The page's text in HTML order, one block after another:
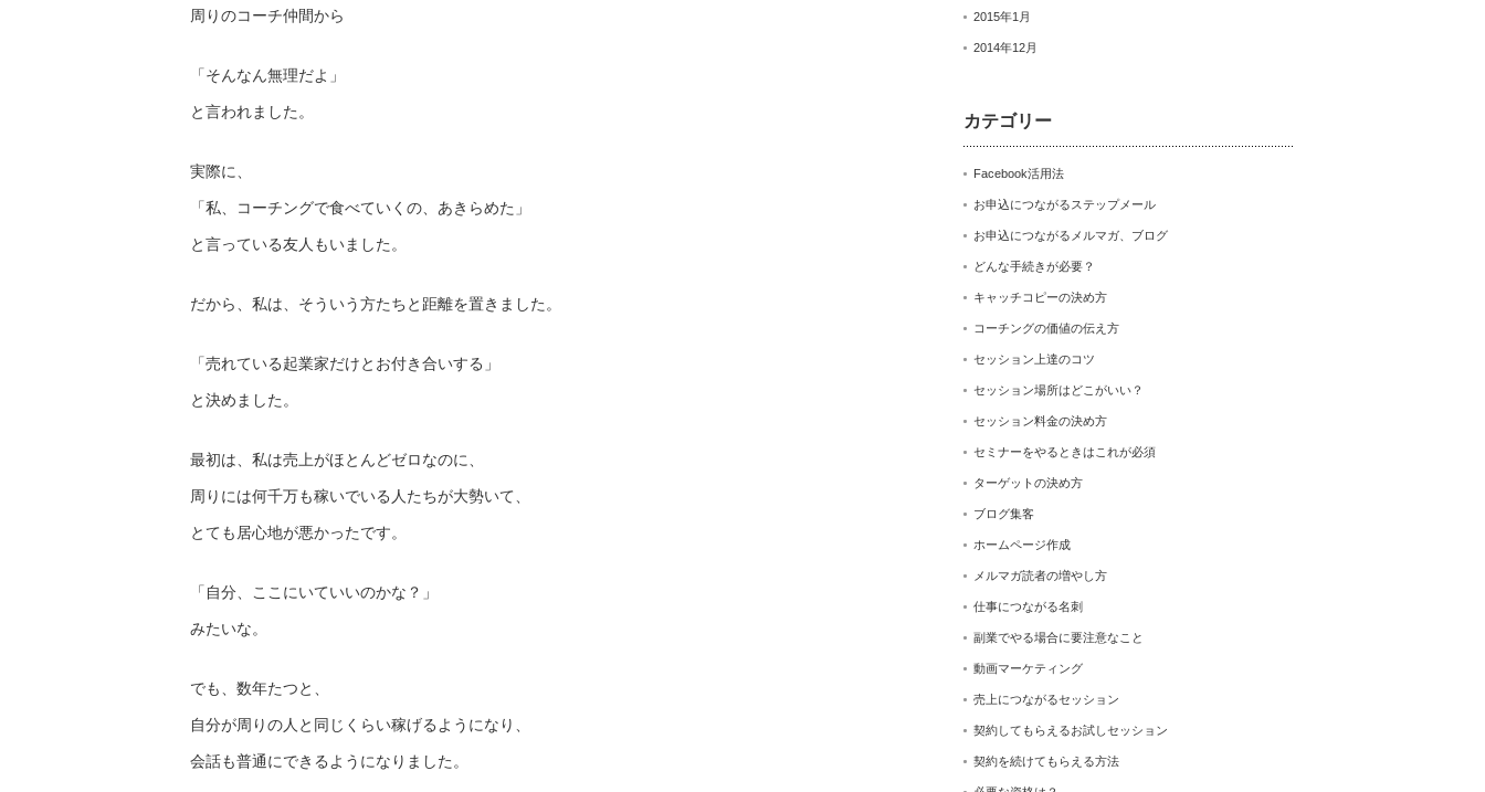
周りのコーチ仲間から
「そんなん無理だよ」
と言われました。
実際に、
「私、コーチングで食べていくの、あきらめた」
と言っている友人もいました。
だから、私は、そういう方たちと距離を置きました。
「売れている起業家だけとお付き合いする」
と決めました。
最初は、私は売上がほとんどゼロなのに、
周りには何千万も稼いでいる人たちが大勢いて、
とても居心地が悪かったです。
「自分、ここにいていいのかな？」
みたいな。
でも、数年たつと、
自分が周りの人と同じくらい稼げるようになり、
会話も普通にできるようになりました。
2015年1月
2014年12月
カテゴリー
Facebook活用法
お申込につながるステップメール
お申込につながるメルマガ、ブログ
どんな手続きが必要？
キャッチコピーの決め方
コーチングの価値の伝え方
セッション上達のコツ
セッション場所はどこがいい？
セッション料金の決め方
セミナーをやるときはこれが必須
ターゲットの決め方
ブログ集客
ホームページ作成
メルマガ読者の増やし方
仕事につながる名刺
副業でやる場合に要注意なこと
動画マーケティング
売上につながるセッション
契約してもらえるお試しセッション
契約を続けてもらえる方法